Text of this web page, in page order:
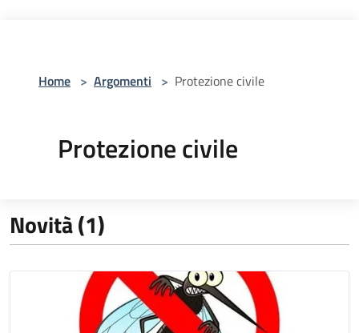
Home > Argomenti > Protezione civile
Protezione civile
Novità (1)